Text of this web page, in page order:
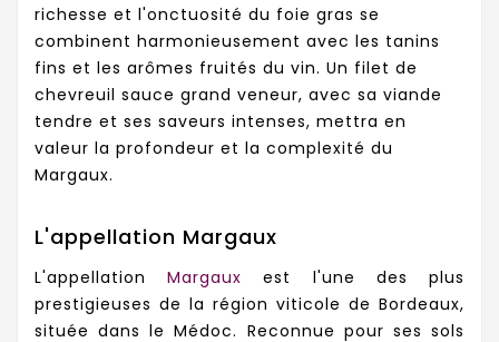
richesse et l'onctuosité du foie gras se
combinent harmonieusement avec les tanins
fins et les arômes fruités du vin. Un filet de
chevreuil sauce grand veneur, avec sa viande
tendre et ses saveurs intenses, mettra en
valeur la profondeur et la complexité du
Margaux.
L'appellation Margaux
L'appellationMargaux est l'une des plus
prestigieuses de la région viticole de Bordeaux,
située dans le Médoc. Reconnue pour ses sols